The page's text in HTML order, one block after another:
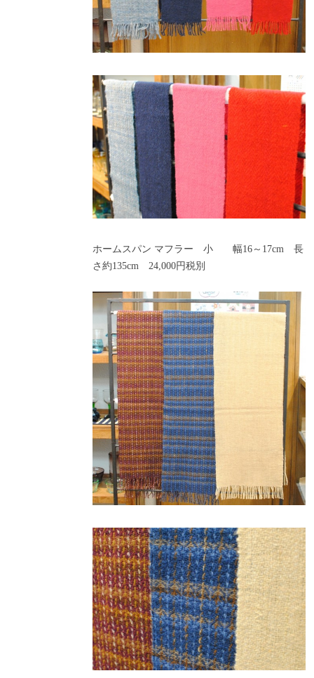
ホームスパン マフラー 小 幅16～17cm 長
さ約135cm 24,000円税別